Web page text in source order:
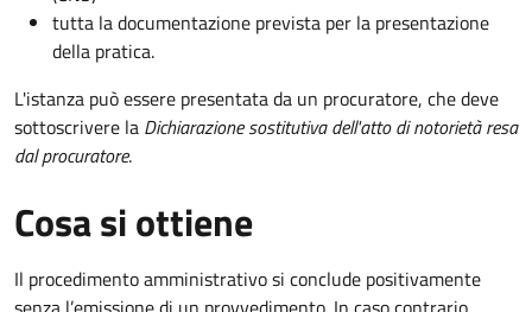
tutta la documentazione prevista per la presentazione
della pratica.
L'istanza può essere presentata da un procuratore, che deve
sottoscrivere la Dichiarazione sostitutiva dell'atto di notorietà resa
dal procuratore.
Cosa si ottiene
Il procedimento amministrativo si conclude positivamente